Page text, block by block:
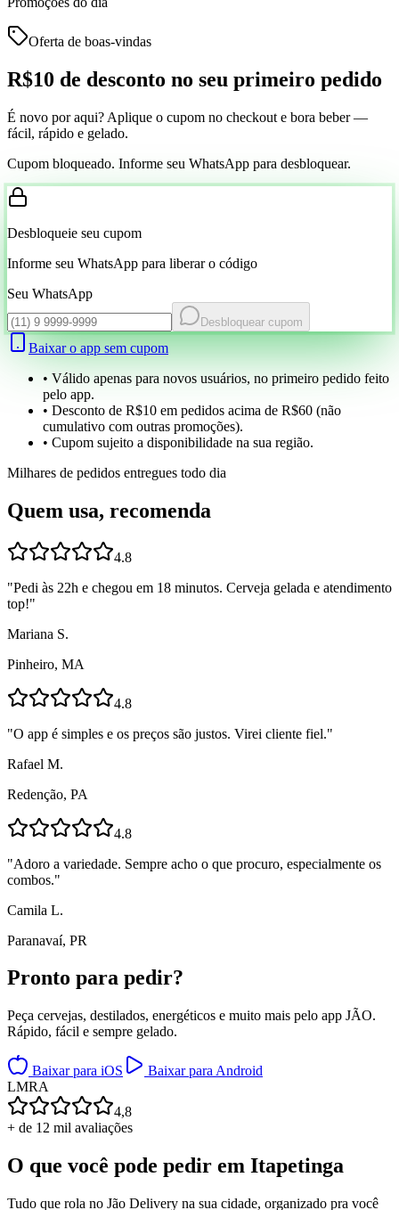
Oferta de boas-vindas
R$10 de desconto no seu primeiro pedido
É novo por aqui? Aplique o cupom no checkout e bora beber —
fácil, rápido e gelado.
Cupom bloqueado. Informe seu WhatsApp para desbloquear.
Desbloqueie seu cupom
Informe seu WhatsApp para liberar o código
Seu WhatsApp
Desbloquear cupom
Baixar o app sem cupom
• Válido apenas para novos usuários, no primeiro pedido feito
pelo app.
• Desconto de R$10 em pedidos acima de R$60 (não
cumulativo com outras promoções).
• Cupom sujeito a disponibilidade na sua região.
Milhares de pedidos entregues todo dia
Quem usa, recomenda
4.8
"Pedi às 22h e chegou em 18 minutos. Cerveja gelada e atendimento
top!"
Mariana S.
Pinheiro, MA
4.8
"O app é simples e os preços são justos. Virei cliente fiel."
Rafael M.
Redenção, PA
4.8
"Adoro a variedade. Sempre acho o que procuro, especialmente os
combos."
Camila L.
Paranavaí, PR
Pronto para pedir?
Peça cervejas, destilados, energéticos e muito mais pelo app JÃO.
Rápido, fácil e sempre gelado.
Baixar para iOS
Baixar para Android
LMRA
4,8
+ de 12 mil avaliações
O que você pode pedir em Itapetinga
Tudo que rola no Jão Delivery na sua cidade, organizado pra você